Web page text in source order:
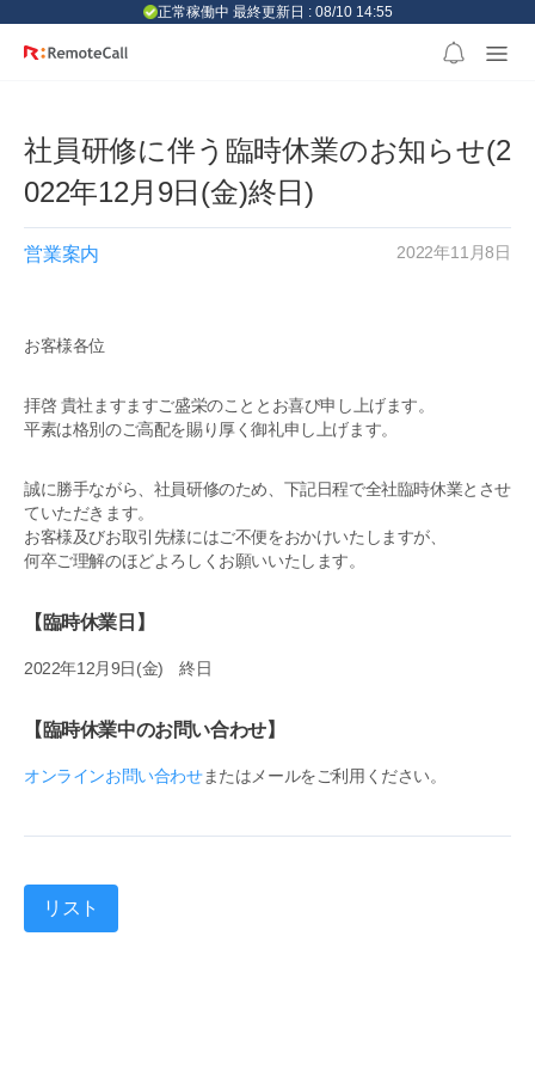
正常稼働中 最終更新日 : 08/10 14:55
社員研修に伴う臨時休業のお知らせ(2
022年12月9日(金)終日)
営業案内 2022年11月8日
お客様各位
拝啓 貴社ますますご盛栄のこととお喜び申し上げます。
平素は格別のご高配を賜り厚く御礼申し上げます。
誠に勝手ながら、社員研修のため、下記日程で全社臨時休業とさせ
ていただきます。
お客様及びお取引先様にはご不便をおかけいたしますが、
何卒ご理解のほどよろしくお願いいたします。
【臨時休業日】
2022年12月9日(金) 終日
【臨時休業中のお問い合わせ】
オンラインお問い合わせまたはメールをご利用ください。
リスト